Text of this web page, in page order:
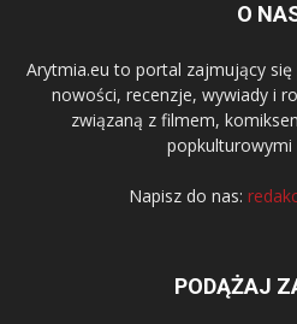
O
Arytmia.eu to portal zajmujący
nowości, recenzje, wywiady i
związaną z filmem,
popkulturowymi
Napisz do nas:
PODĄŻAJ